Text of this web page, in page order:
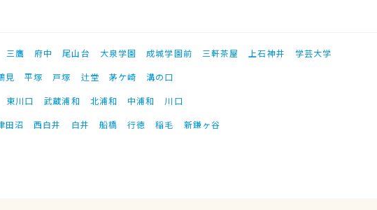
三鷹 府中 尾山台 大泉学園 成城学園前 三軒茶屋 上石神井
学芸大学
見 平塚 戸塚 辻堂 茅ケ崎
溝の口
東川口 武蔵浦和 北浦和 中浦和
川口
田沼 西白井 白井 船橋 行徳 稲毛 新鎌ヶ谷